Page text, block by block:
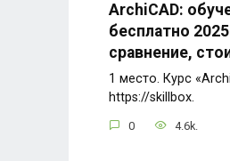
ArchiCAD:
бесплатно
сравнение,
1 место. Курс
https://skillbox.
0 4.6k.